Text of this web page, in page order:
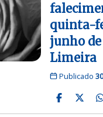
quinta-
junho de
Limeira
Publicado